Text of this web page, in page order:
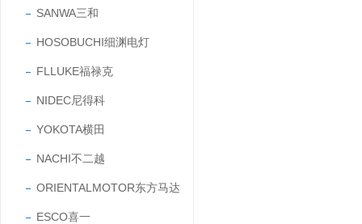
SANWA三和
HOSOBUCHI细渊电灯
FLLUKE福禄克
NIDEC尼得科
YOKOTA横田
NACHI不二越
ORIENTALMOTOR东方马达
ESCO喜一